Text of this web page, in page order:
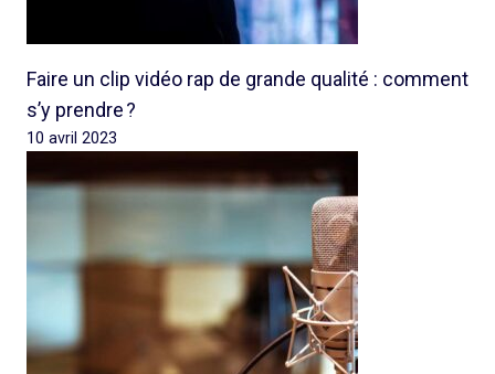
Faire un clip vidéo rap de grande qualité : comment
s’y prendre ?
10 avril 2023